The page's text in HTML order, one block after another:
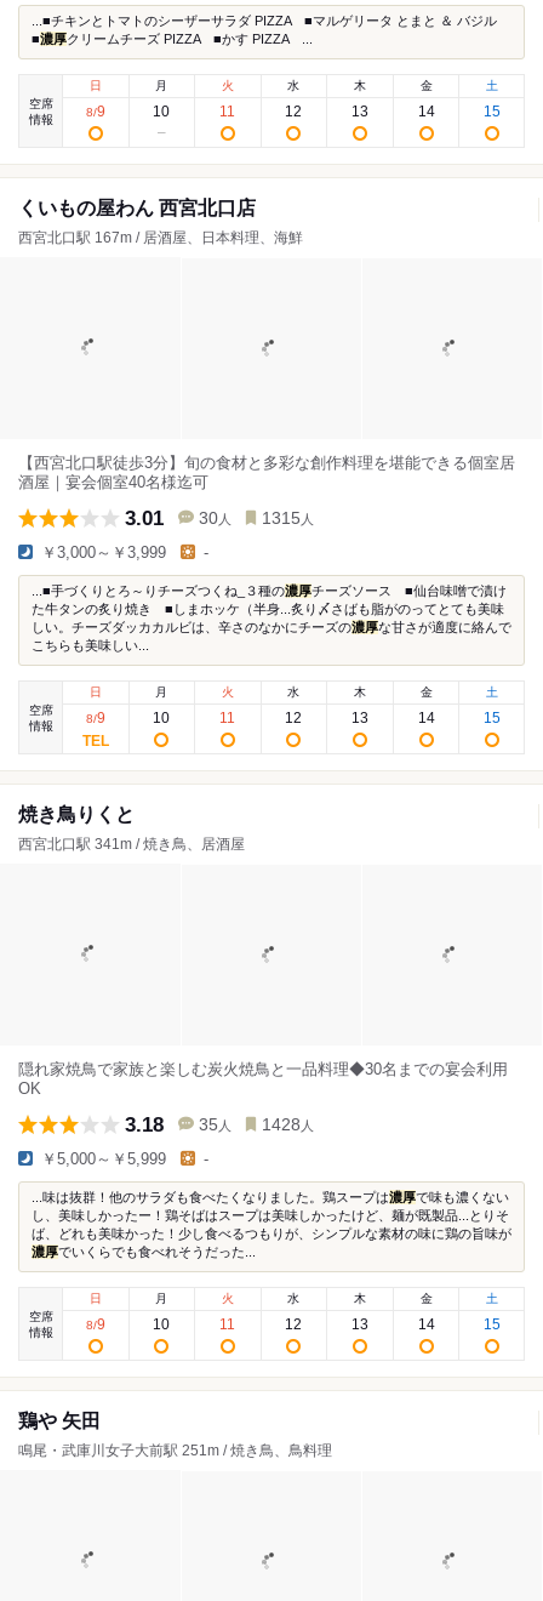
...■チキンとトマトのシーザーサラダ PIZZA ■マルゲリータ とまと ＆ バジル
■濃厚クリームチーズ PIZZA ■かす PIZZA ...
空席
情報
日
8/9
月
10
火
11
水
12
木
13
金
14
土
15
くいもの屋わん 西宮北口店
西宮北口駅 167m / 居酒屋、日本料理、海鮮
【西宮北口駅徒歩3分】旬の食材と多彩な創作料理を堪能できる個室居
酒屋｜宴会個室40名様迄可
3.01 30 人 1315 人
￥3,000～￥3,999 -
...■手づくりとろ～りチーズつくね_３種の濃厚チーズソース ■仙台味噌で漬け
た牛タンの炙り焼き ■しまホッケ（半身...炙り〆さばも脂がのってとても美味
しい。チーズダッカカルビは、辛さのなかにチーズの濃厚な甘さが適度に絡んで
こちらも美味しい...
空席
情報
日
8/9
月
10
火
11
水
12
木
13
金
14
土
15
焼き鳥りくと
西宮北口駅 341m / 焼き鳥、居酒屋
隠れ家焼鳥で家族と楽しむ炭火焼鳥と一品料理◆30名までの宴会利用
OK
3.18 35 人 1428 人
￥5,000～￥5,999 -
...味は抜群！他のサラダも食べたくなりました。鶏スープは濃厚で味も濃くない
し、美味しかったー！鶏そばはスープは美味しかったけど、麺が既製品...とりそ
ば、どれも美味かった！少し食べるつもりが、シンプルな素材の味に鶏の旨味が
濃厚でいくらでも食べれそうだった...
空席
情報
日
8/9
月
10
火
11
水
12
木
13
金
14
土
15
鶏や 矢田
鳴尾・武庫川女子大前駅 251m / 焼き鳥、鳥料理